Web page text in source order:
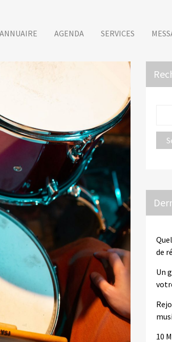
ANNUAIRE AGENDA SERVICES
de
Un
10